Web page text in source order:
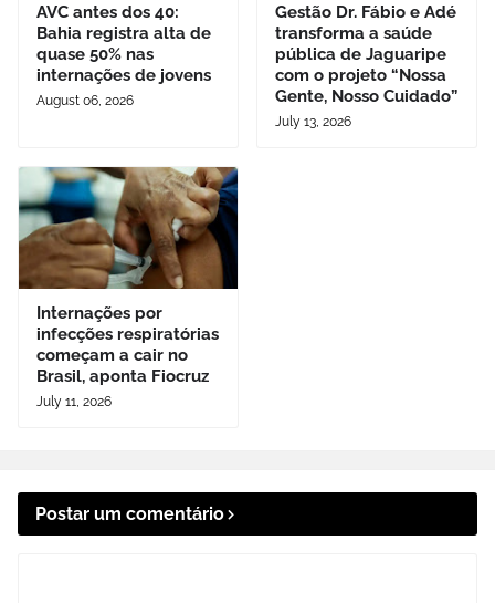
AVC antes dos 40:
Bahia registra alta de
quase 50% nas
internações de jovens
August 06, 2026
Gestão Dr. Fábio e Adé
transforma a saúde
pública de Jaguaripe
com o projeto “Nossa
Gente, Nosso Cuidado”
July 13, 2026
Internações por
infecções respiratórias
começam a cair no
Brasil, aponta Fiocruz
July 11, 2026
Postar um comentário